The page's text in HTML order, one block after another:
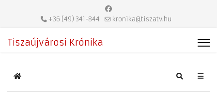
+36 (49) 341-844 kronika@tiszatv.hu
Tiszaújvárosi Krónika
Home Search